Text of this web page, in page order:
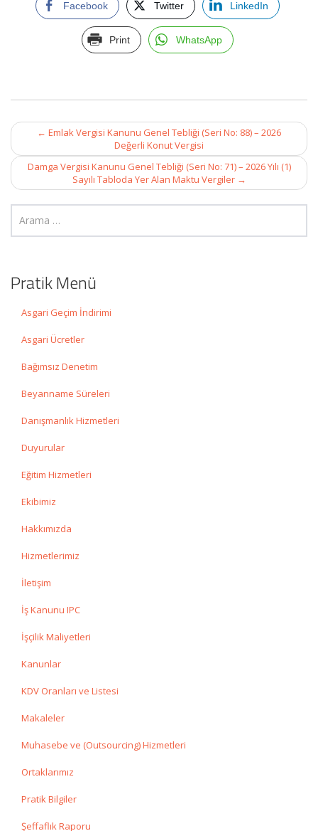
Facebook Twitter LinkedIn
Print WhatsApp
Post
navigation
← Emlak Vergisi Kanunu Genel Tebliği (Seri No: 88) – 2026
Değerli Konut Vergisi
Damga Vergisi Kanunu Genel Tebliği (Seri No: 71) – 2026 Yılı (1)
Sayılı Tabloda Yer Alan Maktu Vergiler →
Pratik Menü
Asgari Geçim İndirimi
Asgari Ücretler
Bağımsız Denetim
Beyanname Süreleri
Danışmanlık Hizmetleri
Duyurular
Eğitim Hizmetleri
Ekibimiz
Hakkımızda
Hizmetlerimiz
İletişim
İş Kanunu IPC
İşçilik Maliyetleri
Kanunlar
KDV Oranları ve Listesi
Makaleler
Muhasebe ve (Outsourcing) Hizmetleri
Ortaklarımız
Pratik Bilgiler
Şeffaflık Raporu